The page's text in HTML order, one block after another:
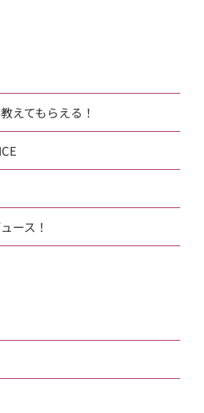
えてもらえる！
ース！